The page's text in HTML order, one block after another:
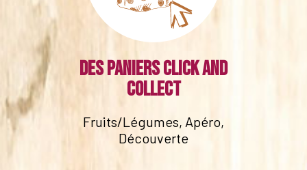
Des paniers click and
collect
Fruits/Légumes, Apéro,
Découverte